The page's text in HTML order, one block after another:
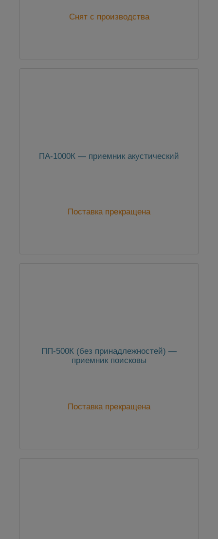
Снят с производства
ПА-1000К — приемник акустический
Поставка прекращена
ПП-500К (без принадлежностей) —
приемник поисковы
Поставка прекращена